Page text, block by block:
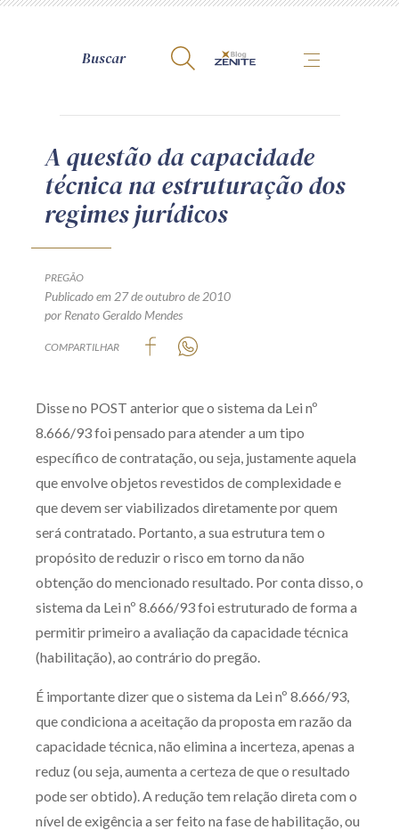
A Zênite
Como publicar conosco
Site da Zênite
Política de Privacidade
Guia de Direitos dos Titulares de Dados
Encarregado (contato)
Produtos e serviços
Zênite Fácil IA
Zênite Play
Capacitação
Zênite Online
Eventos presenciais
Zênite in Company
Diferenciais
Receba por RSS
A questão da capacidade
técnica na estruturação dos
regimes jurídicos
PREGÃO
Publicado em 27 de outubro de 2010
por Renato Geraldo Mendes
COMPARTILHAR
Disse no POST anterior que o sistema da Lei nº
8.666/93 foi pensado para atender a um tipo
específico de contratação, ou seja, justamente aquela
que envolve objetos revestidos de complexidade e
que devem ser viabilizados diretamente por quem
será contratado. Portanto, a sua estrutura tem o
propósito de reduzir o risco em torno da não
obtenção do mencionado resultado. Por conta disso, o
sistema da Lei nº 8.666/93 foi estruturado de forma a
permitir primeiro a avaliação da capacidade técnica
(habilitação), ao contrário do pregão.
É importante dizer que o sistema da Lei nº 8.666/93,
que condiciona a aceitação da proposta em razão da
capacidade técnica, não elimina a incerteza, apenas a
reduz (ou seja, aumenta a certeza de que o resultado
pode ser obtido). A redução tem relação direta com o
nível de exigência a ser feito na fase de habilitação, ou